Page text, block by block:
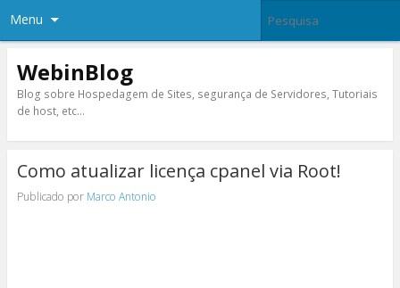
Menu
WebinBlog
Blog sobre Hospedagem de Sites, segurança de Servidores, Tutoriais
de host, etc…
Como atualizar licença cpanel via Root!
Publicado por Marco Antonio